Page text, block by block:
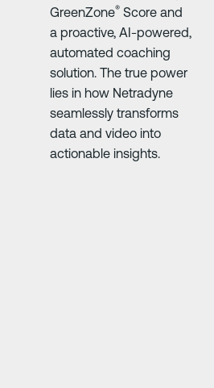
GreenZone® Score and
a proactive, AI-powered,
automated coaching
solution. The true power
lies in how Netradyne
seamlessly transforms
data and video into
actionable insights.